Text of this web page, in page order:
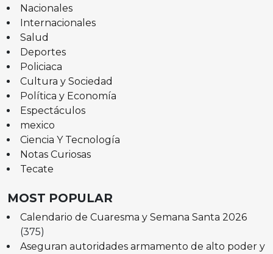
Nacionales
Internacionales
Salud
Deportes
Policiaca
Cultura y Sociedad
Política y Economía
Espectáculos
mexico
Ciencia Y Tecnología
Notas Curiosas
Tecate
MOST POPULAR
Calendario de Cuaresma y Semana Santa 2026
(375)
Aseguran autoridades armamento de alto poder y